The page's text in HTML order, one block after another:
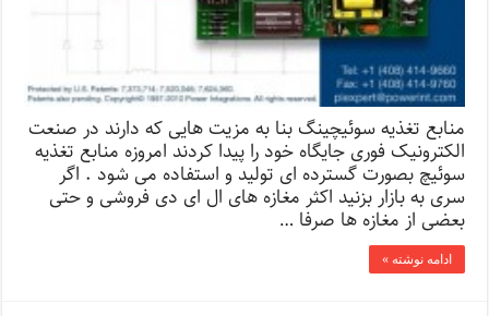
منابع تغذیه سوئیچینگ بنا به مزیت هایی که دارند در صنعت
الکترونیک فوری جایگاه خود را پیدا کردند امروزه منابع تغذیه
سوئیچ بصورت گسترده ای تولید و استفاده می شود . اگر
سری به بازار بزنید اکثر مغازه های ال ای دی فروشی و حتی
بعضی از مغازه ها صرفا …
ادامه نوشته »